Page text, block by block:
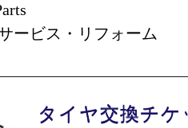
ービス・リフォーム
タイヤ交換チ